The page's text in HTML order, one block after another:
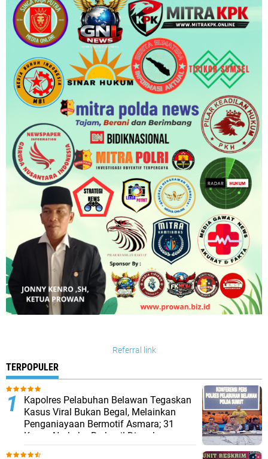
Referral link
TERPOPULER
Kapolres Pelabuhan Belawan Tegaskan
Kasus Viral Bukan Begal, Melainkan
Penganiayaan Bermotif Asmara; 31
Kasus Narkoba Berhasil Diungkap